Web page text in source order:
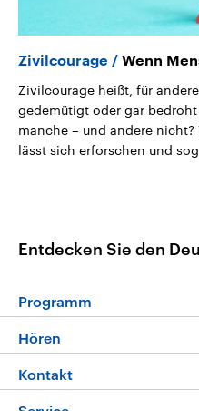
Zivilcourage Wenn
Zivilcourage heißt, für
gedemütigt oder gar
manche – und andere nicht?
lässt sich erforschen und
Entdecken Sie den
Programm
Programm
Die Nachrichten
Hören
Livestream
Kontakt
Hörerservice